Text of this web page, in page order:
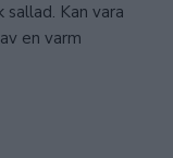
sallad. Kan vara
en varm